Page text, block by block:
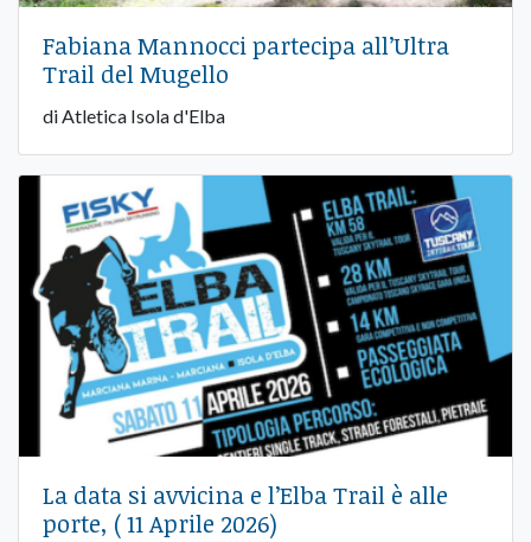
Fabiana Mannocci partecipa all’Ultra
Trail del Mugello
di Atletica Isola d'Elba
La data si avvicina e l’Elba Trail è alle
porte, ( 11 Aprile 2026)